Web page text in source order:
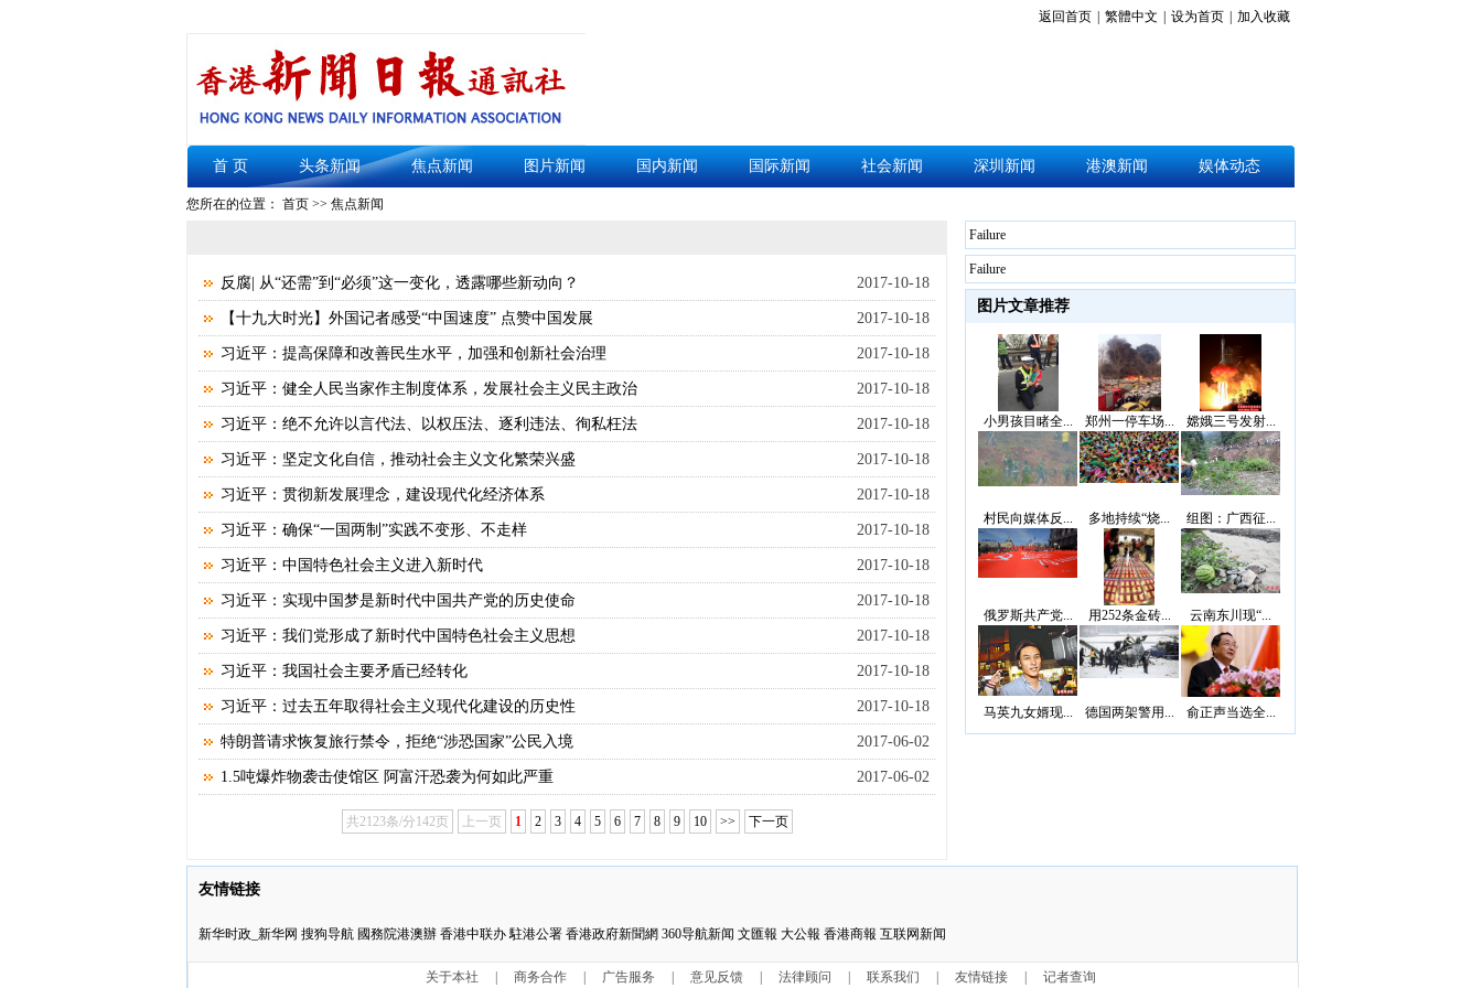
返回首页 繁體中文 设为首页 加入收藏
首 页 头条新闻 焦点新闻 图片新闻 国内新闻 国际新闻 社会新闻 深圳新闻 港澳新闻 娱体动态
您所在的位置： 首页 >> 焦点新闻
2017-10-18
反腐| 从“还需”到“必须”这一变化，透露哪些新动向？
2017-10-18
【十九大时光】外国记者感受“中国速度” 点赞中国发展
2017-10-18
习近平：提高保障和改善民生水平，加强和创新社会治理
2017-10-18
习近平：健全人民当家作主制度体系，发展社会主义民主政治
2017-10-18
习近平：绝不允许以言代法、以权压法、逐利违法、徇私枉法
2017-10-18
习近平：坚定文化自信，推动社会主义文化繁荣兴盛
2017-10-18
习近平：贯彻新发展理念，建设现代化经济体系
2017-10-18
习近平：确保“一国两制”实践不变形、不走样
2017-10-18
习近平：中国特色社会主义进入新时代
2017-10-18
习近平：实现中国梦是新时代中国共产党的历史使命
2017-10-18
习近平：我们党形成了新时代中国特色社会主义思想
2017-10-18
习近平：我国社会主要矛盾已经转化
2017-10-18
习近平：过去五年取得社会主义现代化建设的历史性
2017-06-02
特朗普请求恢复旅行禁令，拒绝“涉恐国家”公民入境
2017-06-02
1.5吨爆炸物袭击使馆区 阿富汗恐袭为何如此严重
共2123条/分142页 上一页 1 2 3 4 5 6 7 8 9 10 >> 下一页
Failure
Failure
图片文章推荐
小男孩目睹全... 郑州一停车场... 嫦娥三号发射...
村民向媒体反... 多地持续“烧... 组图：广西征...
俄罗斯共产党... 用252条金砖... 云南东川现“...
马英九女婿现... 德国两架警用... 俞正声当选全...
友情链接
新华时政_新华网 搜狗导航 國務院港澳辦 香港中联办 駐港公署 香港政府新聞網 360导航新闻 文匯報 大公報 香港商報 互联网新闻
关于本社 商务合作 广告服务 意见反馈 法律顾问 联系我们 友情链接 记者查询